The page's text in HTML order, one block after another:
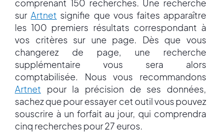
comprenant 150 recherches. Une recherche
sur Artnet signifie que vous faites apparaître
les 100 premiers résultats correspondant à
vos critères sur une page. Dès que vous
changerez de page, une recherche
supplémentaire vous sera alors
comptabilisée. Nous vous recommandons
Artnet pour la précision de ses données,
sachez que pour essayer cet outil vous pouvez
souscrire à un forfait au jour, qui comprendra
cinq recherches pour 27 euros.